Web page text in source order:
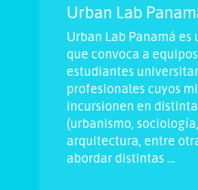
Urban Lab
Urban Lab Panamá
que convoca a
estudiantes
profesionales cuyos
incursionen en
(urbanismo, sociología,
arquitectura, entre
abordar distintas ...